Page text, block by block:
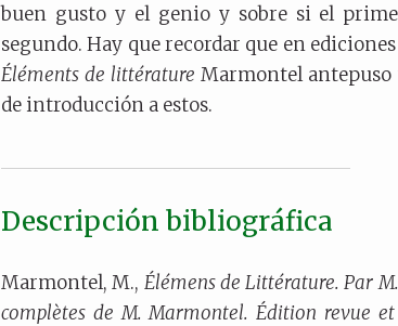
buen gusto y el genio y sobre si el
segundo. Hay que recordar que en
Éléments de littérature Marmontel antepuso
de introducción a estos.
Descripción bibliográfica
Marmontel, M., Élémens de Littérature. Par
complètes de M. Marmontel. Édition revue